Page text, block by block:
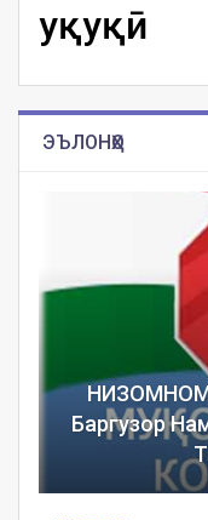
ҳуқуқӣ
ЭЪЛОНҲО
Баргузор